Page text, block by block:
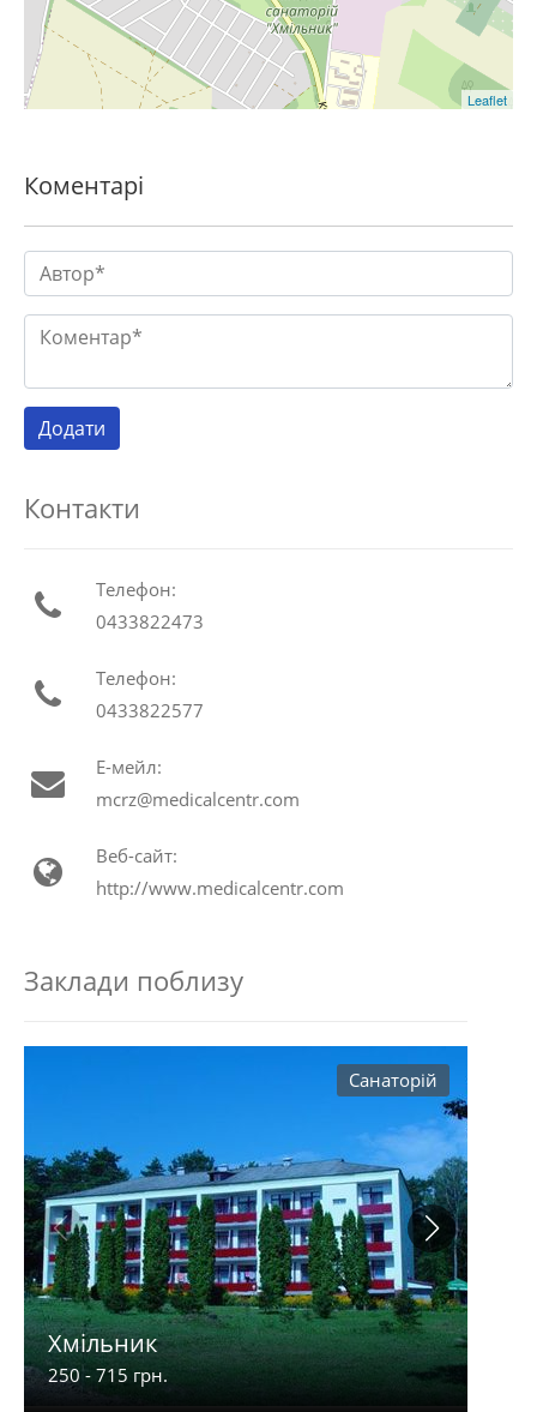
Leaflet
Коментарі
Контакти
Телефон:
0433822473
Телефон:
0433822577
Е-мейл:
mcrz@medicalcentr.com
Веб-сайт:
http://www.medicalcentr.com
Заклади поблизу
Санаторій
Хмільник
250 - 715 грн.